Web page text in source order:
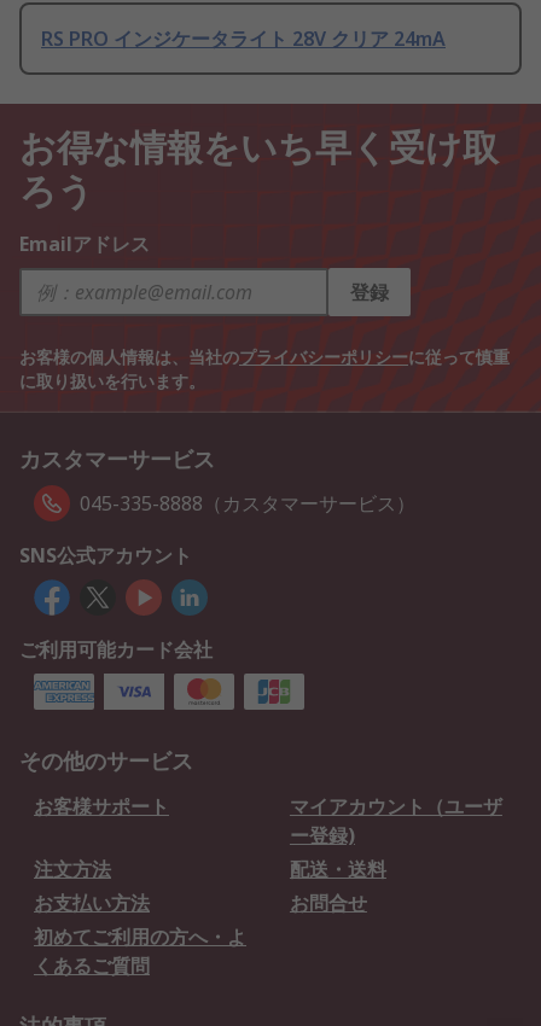
RS PRO インジケータライト 28V クリア 24mA
お得な情報をいち早く受け取
ろう
Emailアドレス
登録
お客様の個人情報は、当社のプライバシーポリシーに従って慎重
に取り扱いを行います。
カスタマーサービス
045-335-8888（カスタマーサービス）
SNS公式アカウント
ご利用可能カード会社
その他のサービス
お客様サポート
マイアカウント（ユーザ
ー登録)
注文方法
配送・送料
お支払い方法
お問合せ
初めてご利用の方へ・よ
くあるご質問